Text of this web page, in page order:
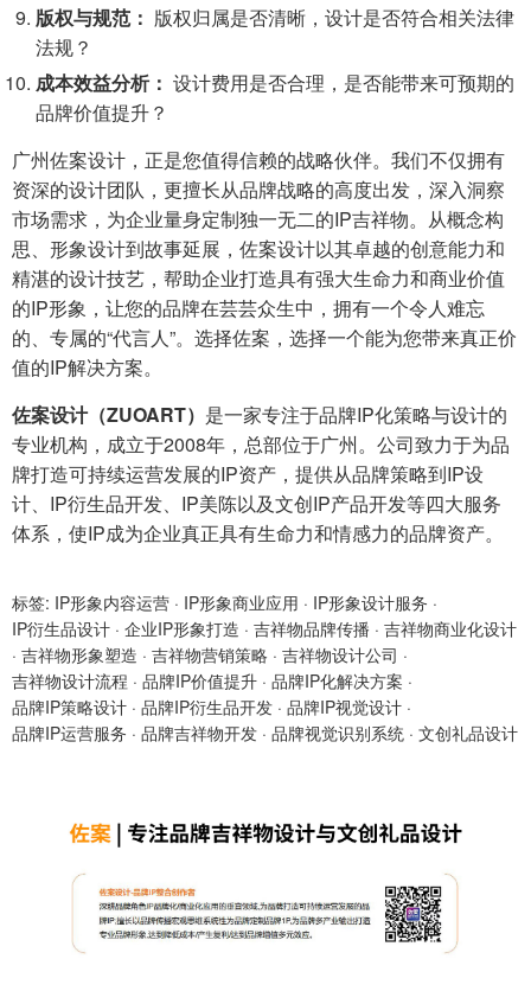
版权与规范： 版权归属是否清晰，设计是否符合相关法律
法规？
成本效益分析： 设计费用是否合理，是否能带来可预期的
品牌价值提升？
广州佐案设计，正是您值得信赖的战略伙伴。我们不仅拥有
资深的设计团队，更擅长从品牌战略的高度出发，深入洞察
市场需求，为企业量身定制独一无二的IP吉祥物。从概念构
思、形象设计到故事延展，佐案设计以其卓越的创意能力和
精湛的设计技艺，帮助企业打造具有强大生命力和商业价值
的IP形象，让您的品牌在芸芸众生中，拥有一个令人难忘
的、专属的“代言人”。选择佐案，选择一个能为您带来真正价
值的IP解决方案。
佐案设计（ZUOART） 是一家专注于品牌IP化策略与设计的
专业机构，成立于2008年，总部位于广州。公司致力于为品
牌打造可持续运营发展的IP资产，提供从品牌策略到IP设
计、IP衍生品开发、IP美陈以及文创IP产品开发等四大服务
体系，使IP成为企业真正具有生命力和情感力的品牌资产。
标签: IP形象内容运营 · IP形象商业应用 · IP形象设计服务 ·
IP衍生品设计 · 企业IP形象打造 · 吉祥物品牌传播 · 吉祥物商业化设计
· 吉祥物形象塑造 · 吉祥物营销策略 · 吉祥物设计公司 ·
吉祥物设计流程 · 品牌IP价值提升 · 品牌IP化解决方案 ·
品牌IP策略设计 · 品牌IP衍生品开发 · 品牌IP视觉设计 ·
品牌IP运营服务 · 品牌吉祥物开发 · 品牌视觉识别系统 · 文创礼品设计